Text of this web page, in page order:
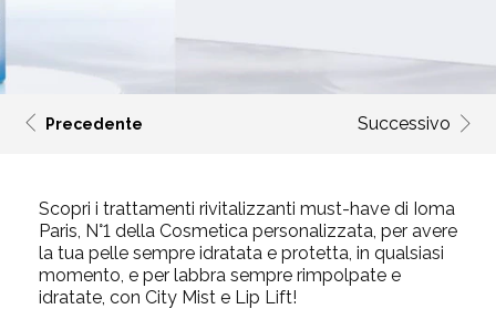
Precedente Successivo
Scopri i trattamenti rivitalizzanti must-have di Ioma
Paris, N°1 della Cosmetica personalizzata, per avere
la tua pelle sempre idratata e protetta, in qualsiasi
momento, e per labbra sempre rimpolpate e
idratate, con City Mist e Lip Lift!